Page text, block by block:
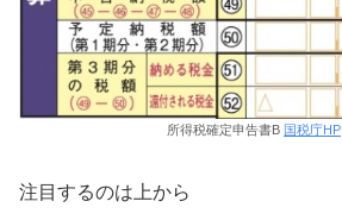
所得税確定申告書B 国税庁HP
注目するのは上から